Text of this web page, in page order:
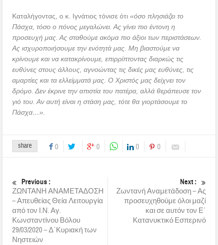
Καταλήγοντας, ο κ. Ιγνάτιος τόνισε ότι«όσο πλησιάζει το
Πάσχα, τόσο ο πόνος μεγαλώνει. Ας γίνει πιο έντονη η
προσευχή μας. Ας σταθούμε ακόμα πιο άξιοι των περιστάσεων.
Ας ισχυροποιήσουμε την ενότητά μας. Μη βιαστούμε να
κρίνουμε και να κατακρίνουμε, επιρρίπτοντας διαρκώς τις
ευθύνες στους άλλους, αγνοώντας τις δικές μας ευθύνες, τις
αμαρτίες και τα ελλείμματά μας. Ο Χριστός μας δείχνει τον
δρόμο. Δεν έκρινε την απιστία του πατέρα, αλλά θεράπευσε τον
γιό του. Αν αυτή είναι η στάση μας, τότε θα γιορτάσουμε το
Πάσχα…».
share 0 0 0 0
Previous :
ΖΩΝΤΑΝΗ ΑΝΑΜΕΤΑΔΟΣΗ
– Απευθείας Θεία Λειτουργία
από τον Ι.Ν. Αγ.
Κωνσταντίνου Βόλου
29/03/2020 – Δ΄Κυριακή των
Νηστειών
Next :
Ζωντανή Αναμετάδοση – Ας
προσευχηθούμε όλοι μαζί
και σε αυτόν τον Ε΄
Κατανυκτικό Εσπερινό